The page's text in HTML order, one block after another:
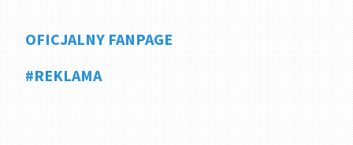
OFICJALNY FANPAGE
#REKLAMA